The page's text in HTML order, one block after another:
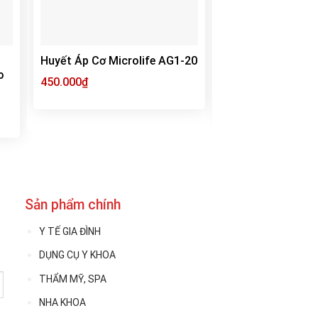
Huyết Áp Cơ Microlife AG1-20
450.000₫
Sản phẩm chính
Y TẾ GIA ĐÌNH
DỤNG CỤ Y KHOA
THẨM MỸ, SPA
NHA KHOA